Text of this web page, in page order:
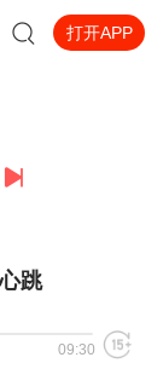
打开APP
跳
09:30